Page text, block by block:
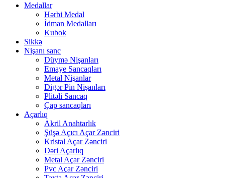
Medallar
Hərbi Medal
İdman Medalları
Kubok
Sikkə
Nişanı sanc
Düymə Nişanları
Emaye Sancaqları
Metal Nişanlar
Digər Pin Nişanları
Plitəli Sancaq
Çap sancaqları
Açarlıq
Akril Anahtarlık
Şüşə Açıcı Açar Zənciri
Kristal Açar Zənciri
Dəri Açarlıq
Metal Açar Zənciri
Pvc Açar Zənciri